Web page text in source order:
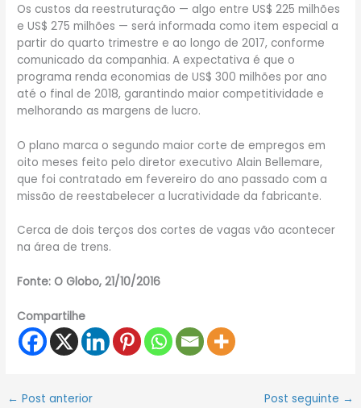
Os custos da reestruturação — algo entre US$ 225 milhões
e US$ 275 milhões — será informada como item especial a
partir do quarto trimestre e ao longo de 2017, conforme
comunicado da companhia. A expectativa é que o
programa renda economias de US$ 300 milhões por ano
até o final de 2018, garantindo maior competitividade e
melhorando as margens de lucro.
O plano marca o segundo maior corte de empregos em
oito meses feito pelo diretor executivo Alain Bellemare,
que foi contratado em fevereiro do ano passado com a
missão de reestabelecer a lucratividade da fabricante.
Cerca de dois terços dos cortes de vagas vão acontecer
na área de trens.
Fonte: O Globo, 21/10/2016
Compartilhe
← Post anterior Post seguinte →